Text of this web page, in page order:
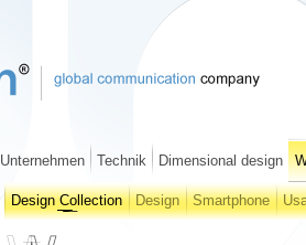
Unternehmen Technik Dimensional design
Design Collection Design Smartphone